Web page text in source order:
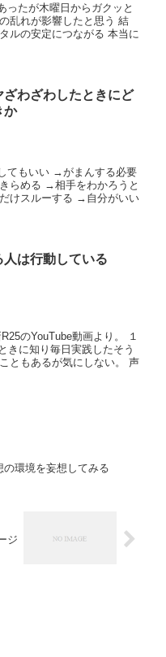
ったが木曜日からガクッと
乱れが影響したと思う 結
ルの安定につながる 本当に
ざわざわしたときにど
か
てもいい →がまんする必要
らめる →相手をわかろうと
けスルーする →自分がいい
人は行動している
のYouTube動画より。 １
きに知り毎日実践したそう
ともあるが気にしない。 声
の環境を妄想してみる
ジ